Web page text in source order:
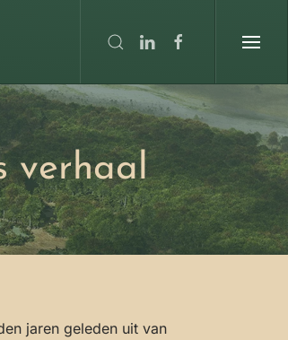
verhaal
jaren geleden uit van